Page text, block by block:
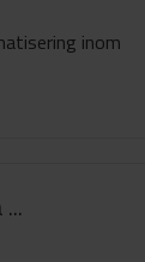
inom